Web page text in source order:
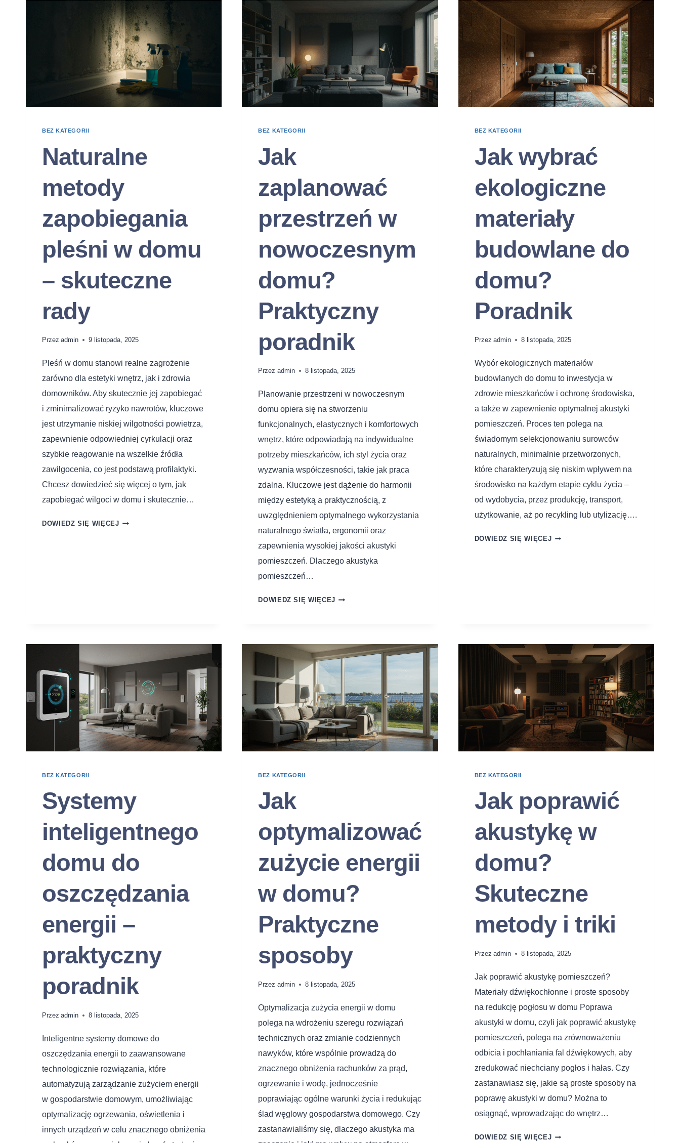
BEZ KATEGORII
Naturalne
metody
zapobiegania
pleśni w domu
– skuteczne
rady
Przez admin 9 listopada, 2025
Pleśń w domu stanowi realne zagrożenie
zarówno dla estetyki wnętrz, jak i zdrowia
domowników. Aby skutecznie jej zapobiegać
i zminimalizować ryzyko nawrotów, kluczowe
jest utrzymanie niskiej wilgotności powietrza,
zapewnienie odpowiedniej cyrkulacji oraz
szybkie reagowanie na wszelkie źródła
zawilgocenia, co jest podstawą profilaktyki.
Chcesz dowiedzieć się więcej o tym, jak
zapobiegać wilgoci w domu i skutecznie…
DOWIEDZ SIĘ WIĘCEJ
BEZ KATEGORII
Jak
zaplanować
przestrzeń w
nowoczesnym
domu?
Praktyczny
poradnik
Przez admin 8 listopada, 2025
Planowanie przestrzeni w nowoczesnym
domu opiera się na stworzeniu
funkcjonalnych, elastycznych i komfortowych
wnętrz, które odpowiadają na indywidualne
potrzeby mieszkańców, ich styl życia oraz
wyzwania współczesności, takie jak praca
zdalna. Kluczowe jest dążenie do harmonii
między estetyką a praktycznością, z
uwzględnieniem optymalnego wykorzystania
naturalnego światła, ergonomii oraz
zapewnienia wysokiej jakości akustyki
pomieszczeń. Dlaczego akustyka
pomieszczeń…
DOWIEDZ SIĘ WIĘCEJ
BEZ KATEGORII
Jak wybrać
ekologiczne
materiały
budowlane do
domu?
Poradnik
Przez admin 8 listopada, 2025
Wybór ekologicznych materiałów
budowlanych do domu to inwestycja w
zdrowie mieszkańców i ochronę środowiska,
a także w zapewnienie optymalnej akustyki
pomieszczeń. Proces ten polega na
świadomym selekcjonowaniu surowców
naturalnych, minimalnie przetworzonych,
które charakteryzują się niskim wpływem na
środowisko na każdym etapie cyklu życia –
od wydobycia, przez produkcję, transport,
użytkowanie, aż po recykling lub utylizację….
DOWIEDZ SIĘ WIĘCEJ
BEZ KATEGORII
Systemy
inteligentnego
domu do
oszczędzania
energii –
praktyczny
poradnik
Przez admin 8 listopada, 2025
Inteligentne systemy domowe do
oszczędzania energii to zaawansowane
technologicznie rozwiązania, które
automatyzują zarządzanie zużyciem energii
w gospodarstwie domowym, umożliwiając
optymalizację ogrzewania, oświetlenia i
innych urządzeń w celu znacznego obniżenia
BEZ KATEGORII
Jak
optymalizować
zużycie energii
w domu?
Praktyczne
sposoby
Przez admin 8 listopada, 2025
Optymalizacja zużycia energii w domu
polega na wdrożeniu szeregu rozwiązań
technicznych oraz zmianie codziennych
nawyków, które wspólnie prowadzą do
znacznego obniżenia rachunków za prąd,
ogrzewanie i wodę, jednocześnie
poprawiając ogólne warunki życia i redukując
ślad węglowy gospodarstwa domowego. Czy
zastanawialiśmy się, dlaczego akustyka ma
BEZ KATEGORII
Jak poprawić
akustykę w
domu?
Skuteczne
metody i triki
Przez admin 8 listopada, 2025
Jak poprawić akustykę pomieszczeń?
Materiały dźwiękochłonne i proste sposoby
na redukcję pogłosu w domu Poprawa
akustyki w domu, czyli jak poprawić akustykę
pomieszczeń, polega na zrównoważeniu
odbicia i pochłaniania fal dźwiękowych, aby
zredukować niechciany pogłos i hałas. Czy
zastanawiasz się, jakie są proste sposoby na
poprawę akustyki w domu? Można to
osiągnąć, wprowadzając do wnętrz…
DOWIEDZ SIĘ WIĘCEJ